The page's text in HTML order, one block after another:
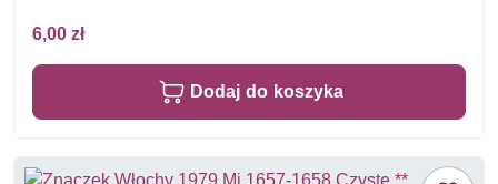
6,00 zł
Dodaj do koszyka